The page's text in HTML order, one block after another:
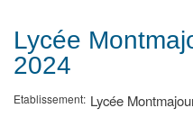
d'Ariane
Lycée
2024
Etablissement Lycée